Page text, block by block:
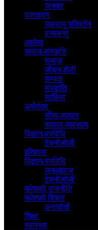
जनमत
वातावरण
जलवायु परिवर्तन
वन्यजन्तु
आलेख
समाज-संस्कृति
समाज
जीवन-शैली
सम्पदा
संस्कृति
साहित्य
अर्थतंत्र
सीमा-व्यापार
व्यापार-व्यवसाय
विज्ञान-प्रविधि
टेक्नोलोजी
इतिहास
विज्ञान-प्रविधि
जनआवाज
टेक्नोलोजी
मधेशकाे राजनीति
मधेशकाे विचार
अन्तर्वार्ता
शिक्षा
स्वास्थ्य